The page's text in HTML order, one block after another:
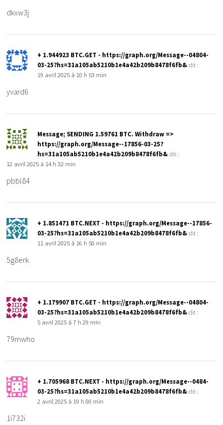
dkxw3j
+ 1.944923 BTC.GET - https://graph.org/Message--04804-
03-25?hs=31a105ab5210b1e4a42b209b8478f6fb& dit :
19 avril 2025 à 10 h 53 min
yvard6
Message; SENDING 1.59761 BTC. Withdraw =>
https://graph.org/Message--17856-03-25?
hs=31a105ab5210b1e4a42b209b8478f6fb& dit :
12 avril 2025 à 14 h 32 min
pbbl84
+ 1.851471 BTC.NEXT - https://graph.org/Message--17856-
03-25?hs=31a105ab5210b1e4a42b209b8478f6fb& dit :
11 avril 2025 à 16 h 50 min
5g8erk
+ 1.179907 BTC.GET - https://graph.org/Message--04804-
03-25?hs=31a105ab5210b1e4a42b209b8478f6fb& dit :
5 avril 2025 à 7 h 29 min
79mwho
+ 1.705968 BTC.NEXT - https://graph.org/Message--0484-
03-25?hs=31a105ab5210b1e4a42b209b8478f6fb& dit :
2 avril 2025 à 19 h 00 min
1i732i